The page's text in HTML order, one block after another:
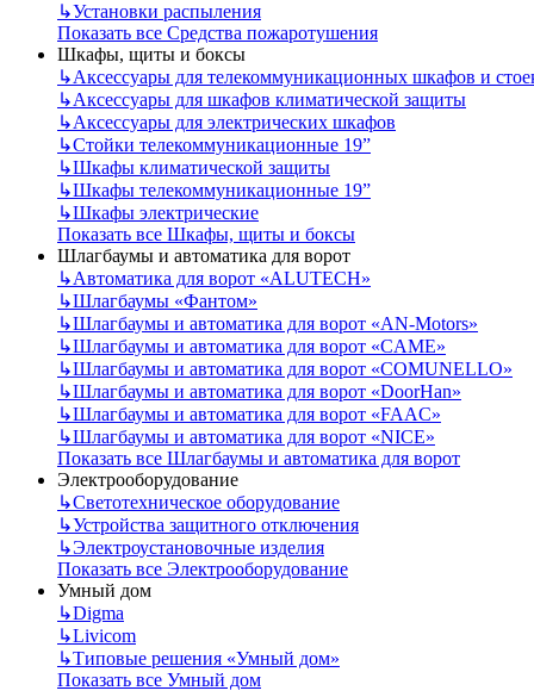
↳Установки распыления
Показать все Средства пожаротушения
Шкафы, щиты и боксы
↳Аксессуары для телекоммуникационных шкафов и
↳Аксессуары для шкафов климатической защиты
↳Аксессуары для электрических шкафов
↳Стойки телекоммуникационные 19”
↳Шкафы климатической защиты
↳Шкафы телекоммуникационные 19”
↳Шкафы электрические
Показать все Шкафы, щиты и боксы
Шлагбаумы и автоматика для ворот
↳Автоматика для ворот «ALUTECH»
↳Шлагбаумы «Фантом»
↳Шлагбаумы и автоматика для ворот «AN-Motors»
↳Шлагбаумы и автоматика для ворот «CAME»
↳Шлагбаумы и автоматика для ворот «COMUNELLO»
↳Шлагбаумы и автоматика для ворот «DoorHan»
↳Шлагбаумы и автоматика для ворот «FAAC»
↳Шлагбаумы и автоматика для ворот «NICE»
Показать все Шлагбаумы и автоматика для ворот
Электрооборудование
↳Светотехническое оборудование
↳Устройства защитного отключения
↳Электроустановочные изделия
Показать все Электрооборудование
Умный дом
↳Digma
↳Livicom
↳Типовые решения «Умный дом»
Показать все Умный дом